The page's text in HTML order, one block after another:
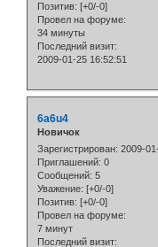
Позитив: [+0/-0]
Провел на форуме:
34 минуты
Последний визит:
2009-01-25 16:52:51
6a6u4
Новичок
Зарегистрирован: 2009-
Приглашений: 0
Сообщений: 5
Уважение: [+0/-0]
Позитив: [+0/-0]
Провел на форуме:
7 минут
Последний визит: